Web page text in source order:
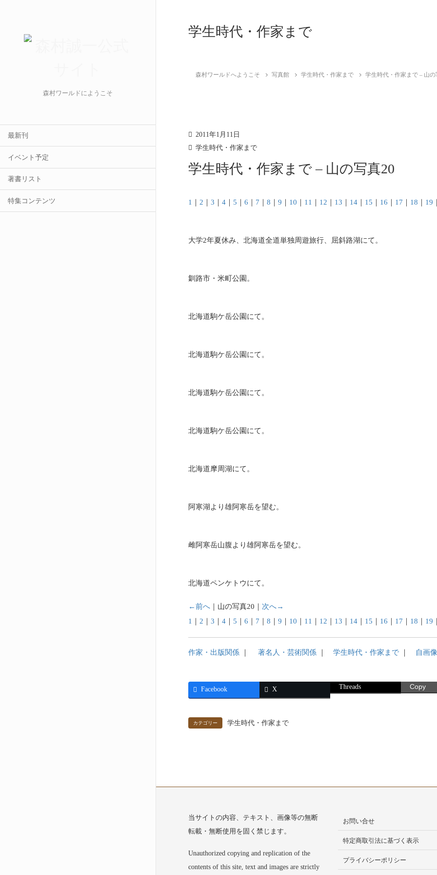
森村ワールドにようこそ
最新刊
イベント予定
著書リスト
特集コンテンツ
学生時代・作家まで
森村ワールドへようこそ 写真館 学生時代・作家まで 学生時代・作家まで – 山の
2011年1月11日
学生時代・作家まで
学生時代・作家まで – 山の写真20
1 2 ｜3 ｜4 5 ｜6 7 ｜8 ｜9 10 11 12 13 14 15 16 17 18 19
大学2年夏休み、北海道全道単独周遊旅行、屈斜路湖にて。
釧路市・米町公園。
北海道駒ケ岳公園にて。
北海道駒ケ岳公園にて。
北海道駒ケ岳公園にて。
北海道駒ケ岳公園にて。
北海道摩周湖にて。
阿寒湖より雄阿寒岳を望む。
雌阿寒岳山腹より雄阿寒岳を望む。
北海道ペンケトウにて。
←前へ ｜山の写真20｜ 次へ→
1
2 ｜3 ｜4 5 ｜6 7 ｜8 ｜9 10 11 12 13 14 15 16 17 18 19
作家・出版関係 ｜著名人・芸術関係 ｜学生時代・作家まで 自画像
Facebook X Threads Copy
カテゴリー 学生時代・作家まで
当サイトの内容、テキスト、画像等の無断
転載・無断使用を固く禁じます。
Unauthorized copying and replication of the
contents of this site, text and images are strictly
お問い合せ
特定商取引法に基づく表示
プライバシーポリシー